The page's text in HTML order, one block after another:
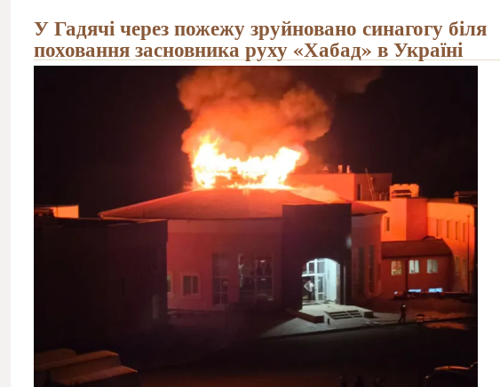
У Гадячі через пожежу зруйновано синагогу біля
поховання засновника руху «Хабад» в Україні